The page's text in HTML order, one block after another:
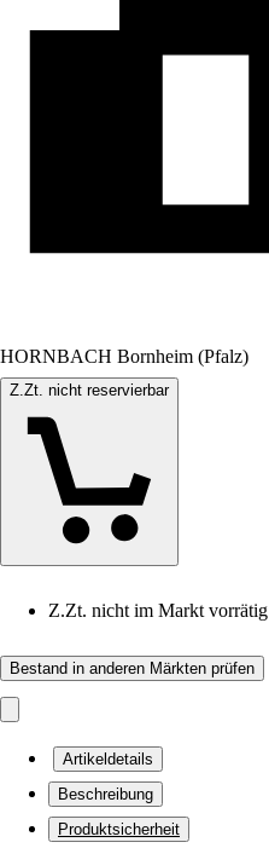
HORNBACH Bornheim (Pfalz)
Z.Zt. nicht reservierbar
Z.Zt. nicht im Markt vorrätig
Bestand in anderen Märkten prüfen
Artikeldetails
Beschreibung
Produktsicherheit